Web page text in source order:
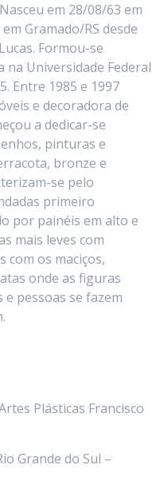
em 28/08/63 em
Gramado/RS desde
Formou-se
na Universidade Federal
Entre 1985 e 1997
e decoradora de
a dedicar-se
pinturas e
bronze e
se pelo
primeiro
por painéis em alto e
mais leves com
com os maciços,
onde as figuras
pessoas se fazem
Plásticas Francisco
Grande do Sul –